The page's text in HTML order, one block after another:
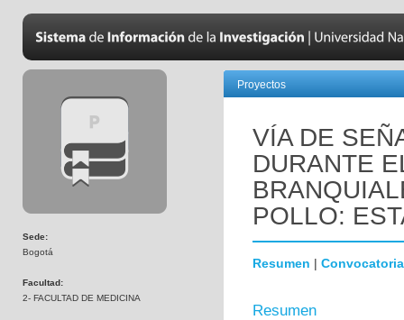
Sede:
Bogotá
Facultad:
2- FACULTAD DE MEDICINA
Proyectos
VÍA DE
DURANTE
POLLO:
Resumen | Convocatoria
Resumen